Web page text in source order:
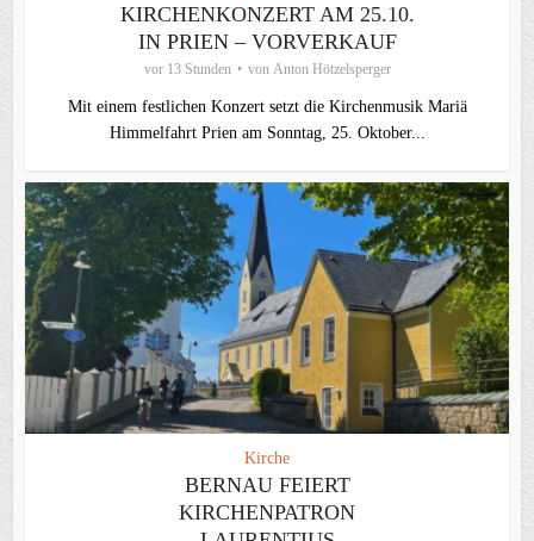
KIRCHENKONZERT AM 25.10.
IN PRIEN – VORVERKAUF
vor 13 Stunden von Anton Hötzelsperger
Mit einem festlichen Konzert setzt die Kirchenmusik Mariä
Himmelfahrt Prien am Sonntag, 25. Oktober...
Kirche
BERNAU FEIERT
KIRCHENPATRON